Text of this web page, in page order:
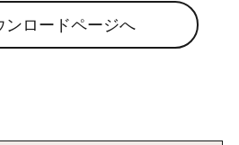
ンロードページへ